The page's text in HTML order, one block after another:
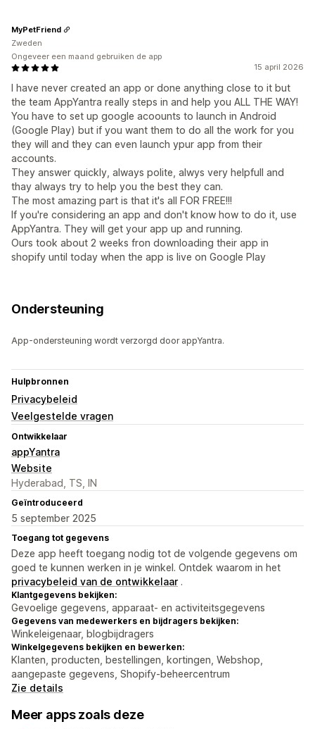
15 april 2026
I have never created an app or done anything close to it but
the team AppYantra really steps in and help you ALL THE WAY!
You have to set up google acoounts to launch in Android
(Google Play) but if you want them to do all the work for you
they will and they can even launch ypur app from their
accounts.
They answer quickly, always polite, alwys very helpfull and
thay always try to help you the best they can.
The most amazing part is that it's all FOR FREE!!!
If you're considering an app and don't know how to do it, use
AppYantra. They will get your app up and running.
Ours took about 2 weeks fron downloading their app in
shopify until today when the app is live on Google Play
MyPetFriend
Zweden
Ongeveer een maand gebruiken de app
Ondersteuning
App-ondersteuning wordt verzorgd door appYantra.
Hulpbronnen
Privacybeleid
Veelgestelde vragen
Ontwikkelaar
appYantra
Website
Hyderabad, TS, IN
Geïntroduceerd
5 september 2025
Toegang tot gegevens
Deze app heeft toegang nodig tot de volgende gegevens om
goed te kunnen werken in je winkel. Ontdek waarom in het
privacybeleid van de ontwikkelaar .
Klantgegevens bekijken:
Gevoelige gegevens, apparaat- en activiteitsgegevens
Gegevens van medewerkers en bijdragers bekijken:
Winkeleigenaar, blogbijdragers
Winkelgegevens bekijken en bewerken:
Klanten, producten, bestellingen, kortingen, Webshop,
aangepaste gegevens, Shopify-beheercentrum
Zie details
Meer apps zoals deze